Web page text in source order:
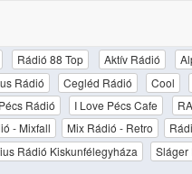
Rádió 88 Top Aktív Rádió
Rádió Cegléd Rádió Cool
Rádió I Love Pécs Cafe
- Mixfall Mix Rádió - Retro
Rádió Kiskunfélegyháza Sláger